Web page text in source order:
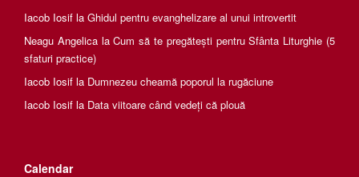
Iacob Iosif la Ghidul pentru evanghelizare al unui introvertit
Neagu AngelicalaCum să te pregătești pentru Sfânta Liturghie (5
sfaturi practice)
Iacob Iosif la Dumnezeu cheamă poporul la rugăciune
Iacob Iosif la Data viitoare când vedeți că plouă
Calendar